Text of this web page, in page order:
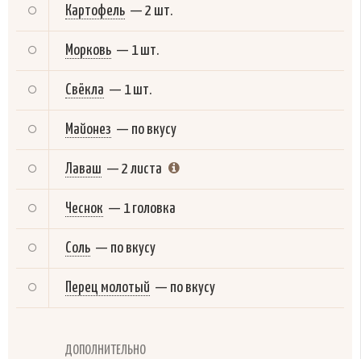
Картофель — 2 шт.
Морковь — 1 шт.
Свёкла — 1 шт.
Майонез — по вкусу
Лаваш — 2 листа
Чеснок — 1 головка
Соль — по вкусу
Перец молотый — по вкусу
ДОПОЛНИТЕЛЬНО